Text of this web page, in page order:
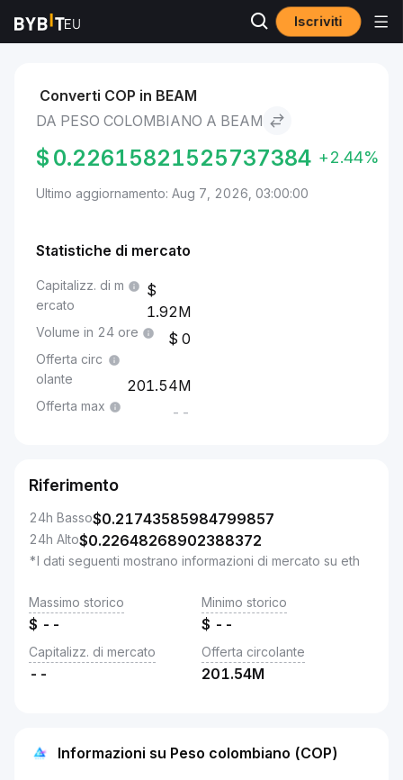
Iscriviti
Mercati Prezzo BEAM BEAM Peso colombiano to BEAM
Converti COP in BEAM
DA PESO COLOMBIANO A BEAM
$ 0.22615821525737384 +2.44%
Ultimo aggiornamento: Aug 7, 2026, 03:00:00
Statistiche di mercato
Capitalizz. di m
ercato
1.92M
Volume in 24 ore 0
Offerta circ
olante
201.54M
Offerta max --
Riferimento
24h Basso$0.21743585984799857
24h Alto$0.22648268902388372
*I dati seguenti mostrano informazioni di mercato su eth
Massimo storico
$ --
Minimo storico
$ --
Capitalizz. di mercato
--
Offerta circolante
201.54M
Informazioni su Peso colombiano (COP)